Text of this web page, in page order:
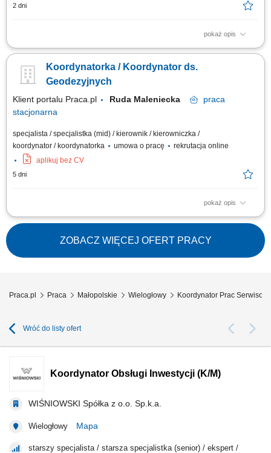
2 dni
pokaż opis
Opis stanowiska: Koordynowanie remontów i inwestycji budowlanych
budowlanych, odbiorami technicznymi oraz dokumentacją
powykonawczą. Weryfikacja kosztorysów i rozliczeń związanych z
Koordynatorka / Koordynator ds.
Geodezyjnych
Klient portalu Praca.pl Ruda Maleniecka
praca
stacjonarna
specjalista / specjalistka (mid) / kierownik / kierowniczka /
koordynator / koordynatorka
umowa o pracę
rekrutacja online
aplikuj bez CV
5 dni
pokaż opis
Zarządzanie pracą działu geodezji na kontrakcie drogowym;
Nadzorowanie, koordynowanie i rozliczanie prac geodezyjnych oraz
podwykonawców; Współpraca i koordynacja działań z innymi działami
kontraktu; Przygotowywanie, weryfikacja merytoryczna i jakościowa
dokumentacji geodezyjnej;...
ZOBACZ WIĘCEJ OFERT PRACY
Praca.pl Praca Małopolskie Wielogłowy Koordynator Prac
Wróć do listy ofert
Koordynator Obsługi Inwestycji (K/M)
WIŚNIOWSKI Spółka z o.o. Sp.k.a.
Wielogłowy Mapa
starszy specjalista / starsza specjalistka (senior) / ekspert /